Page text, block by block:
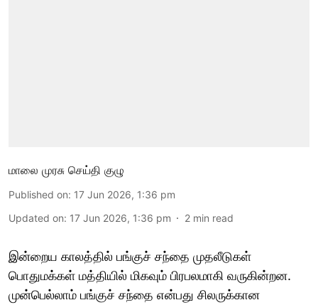
மாலை முரசு செய்தி குழு
Published on: 17 Jun 2026, 1:36 pm
Updated on: 17 Jun 2026, 1:36 pm 2 min read
இன்றைய காலத்தில் பங்குச் சந்தை முதலீடுகள்
பொதுமக்கள் மத்தியில் மிகவும் பிரபலமாகி வருகின்றன.
முன்பெல்லாம் பங்குச் சந்தை என்பது சிலருக்கான